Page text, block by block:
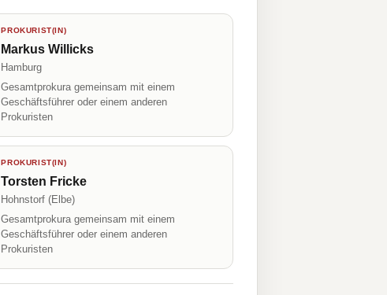
PROKURIST(IN)
Markus Willicks
Hamburg
Gesamtprokura gemeinsam mit einem
Geschäftsführer oder einem anderen
Prokuristen
PROKURIST(IN)
Torsten Fricke
Hohnstorf (Elbe)
Gesamtprokura gemeinsam mit einem
Geschäftsführer oder einem anderen
Prokuristen